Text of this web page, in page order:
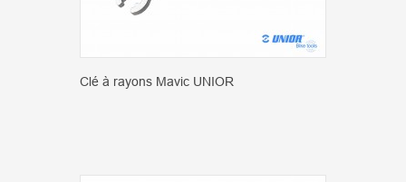
Clé à rayons Mavic UNIOR